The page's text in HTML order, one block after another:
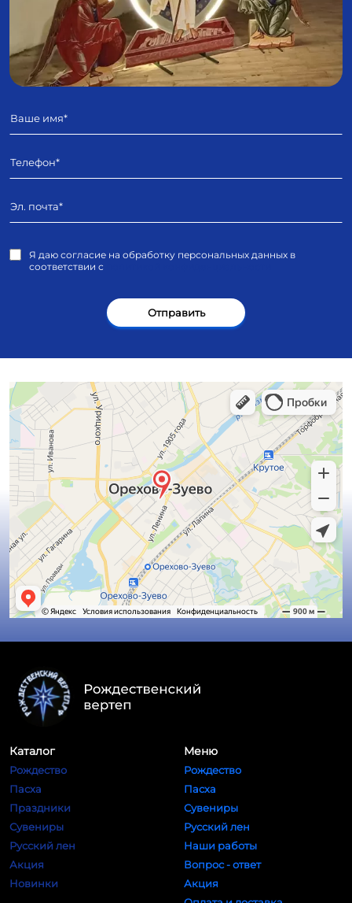
Я даю согласие на обработку персональных данных в
соответствии с
Отправить
Каталог
Рождество
Пасха
Праздники
Сувениры
Русский лен
Акция
Новинки
Меню
Рождество
Пасха
Сувениры
Русский лен
Наши работы
Вопрос - ответ
Акция